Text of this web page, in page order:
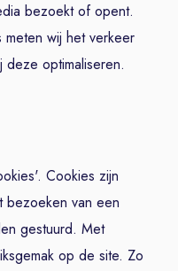
bezoekt of opent.
wij het verkeer
optimaliseren.
Cookies zijn
bezoeken van een
gestuurd. Met
op de site. Zo